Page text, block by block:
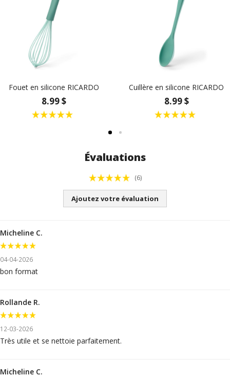
Fouet en silicone RICARDO
8.99 $
Cuillère en silicone RICARDO
8.99 $
Évaluations
(6)
Ajoutez votre évaluation
Micheline C.
04-04-2026
bon format
Rollande R.
12-03-2026
Très utile et se nettoie parfaitement.
Micheline C.